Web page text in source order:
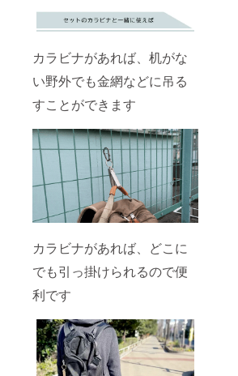
カラビナがあれば、机がな
い野外でも金網などに吊る
すことができます
カラビナがあれば、どこに
でも引っ掛けられるので便
利です